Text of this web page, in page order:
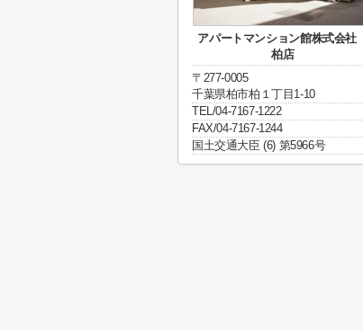
アパートマンション館株式会社
柏店
〒277-0005
千葉県柏市柏１丁目1-10
TEL/04-7167-1222
FAX/04-7167-1244
国土交通大臣 (6) 第5966号